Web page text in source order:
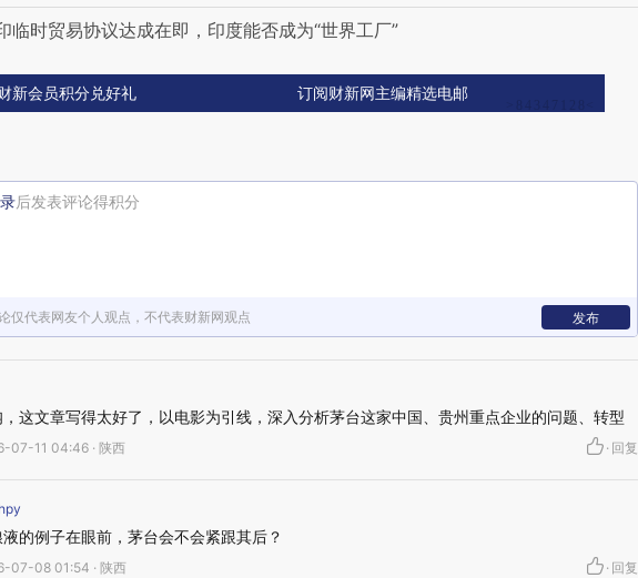
临时贸易协议达成在即，印度能否成为“世界工厂”
新会员积分兑好礼 订阅财新网主编精选电邮
后发表评论得积分
仅代表网友个人观点，不代表财新网观点 发布
，这文章写得太好了，以电影为引线，深入分析茅台这家中国、贵州重点企业的问题、转型
07-11 04:46 · 陕西 · 回复
的例子在眼前，茅台会不会紧跟其后？
07-08 01:54 · 陕西 · 回复